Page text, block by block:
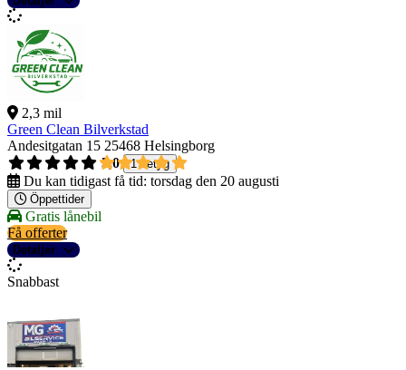
2,3 mil
Green Clean Bilverkstad
Andesitgatan 15 25468 Helsingborg
5,0
1 betyg
Du kan tidigast få tid: torsdag den 20 augusti
Öppettider
Gratis lånebil
Få offerter
Detaljer
Snabbast